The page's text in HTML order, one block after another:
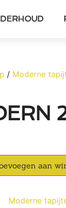
/ Moderne
aan
Moderne